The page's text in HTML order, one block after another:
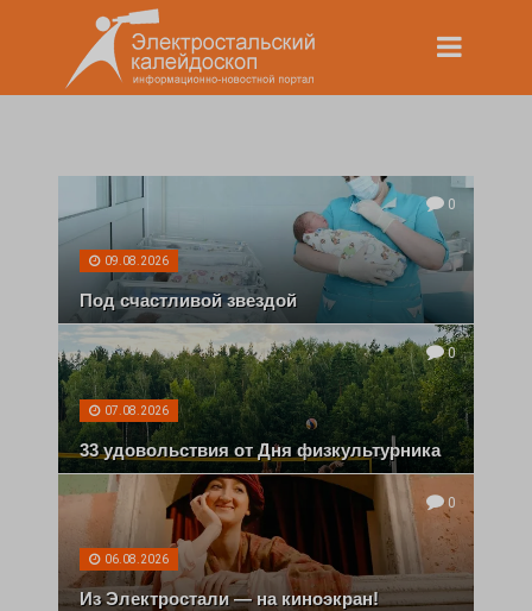
0
09.08.2026
Под счастливой звездой
0
07.08.2026
33 удовольствия от Дня физкультурника
0
06.08.2026
Из Электростали — на киноэкран!